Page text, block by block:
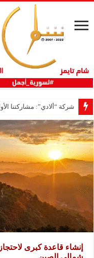
شركة “ألادي”: مشاركتنا
إنشاء قاعدة كبرى